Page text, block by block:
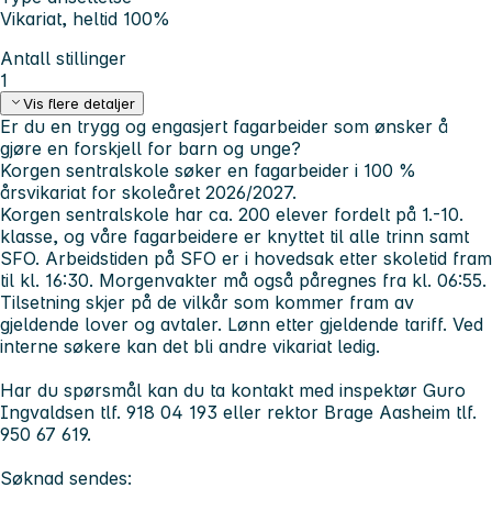
Vikariat, heltid 100%
Antall stillinger
1
Vis flere detaljer
Er du en trygg og engasjert fagarbeider som ønsker å
gjøre en forskjell for barn og unge?
Korgen sentralskole søker en fagarbeider i 100 %
årsvikariat for skoleåret 2026/2027.
Korgen sentralskole har ca. 200 elever fordelt på 1.-10.
klasse, og våre fagarbeidere er knyttet til alle trinn samt
SFO. Arbeidstiden på SFO er i hovedsak etter skoletid fram
til kl. 16:30. Morgenvakter må også påregnes fra kl. 06:55.
Tilsetning skjer på de vilkår som kommer fram av
gjeldende lover og avtaler. Lønn etter gjeldende tariff. Ved
interne søkere kan det bli andre vikariat ledig.
Har du spørsmål kan du ta kontakt med inspektør Guro
Ingvaldsen tlf. 918 04 193 eller rektor Brage Aasheim tlf.
950 67 619.
Søknad sendes: